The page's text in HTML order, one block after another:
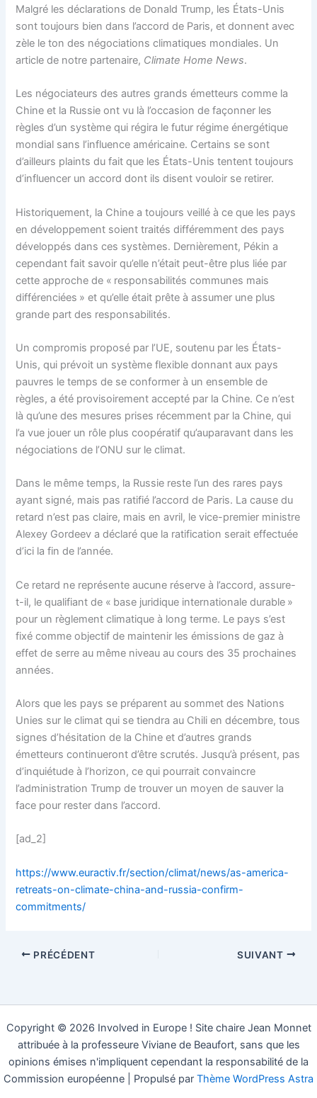
Malgré les déclarations de Donald Trump, les États-Unis
sont toujours bien dans l’accord de Paris, et donnent avec
zèle le ton des négociations climatiques mondiales. Un
article de notre partenaire, Climate Home News.
Les négociateurs des autres grands émetteurs comme la
Chine et la Russie ont vu là l’occasion de façonner les
règles d’un système qui régira le futur régime énergétique
mondial sans l’influence américaine. Certains se sont
d’ailleurs plaints du fait que les États-Unis tentent toujours
d’influencer un accord dont ils disent vouloir se retirer.
Historiquement, la Chine a toujours veillé à ce que les pays
en développement soient traités différemment des pays
développés dans ces systèmes. Dernièrement, Pékin a
cependant fait savoir qu’elle n’était peut-être plus liée par
cette approche de « responsabilités communes mais
différenciées » et qu’elle était prête à assumer une plus
grande part des responsabilités.
Un compromis proposé par l’UE, soutenu par les États-
Unis, qui prévoit un système flexible donnant aux pays
pauvres le temps de se conformer à un ensemble de
règles, a été provisoirement accepté par la Chine. Ce n’est
là qu’une des mesures prises récemment par la Chine, qui
l’a vue jouer un rôle plus coopératif qu’auparavant dans les
négociations de l’ONU sur le climat.
Dans le même temps, la Russie reste l’un des rares pays
ayant signé, mais pas ratifié l’accord de Paris. La cause du
retard n’est pas claire, mais en avril, le vice-premier ministre
Alexey Gordeev a déclaré que la ratification serait effectuée
d’ici la fin de l’année.
Ce retard ne représente aucune réserve à l’accord, assure-
t-il, le qualifiant de « base juridique internationale durable »
pour un règlement climatique à long terme. Le pays s’est
fixé comme objectif de maintenir les émissions de gaz à
effet de serre au même niveau au cours des 35 prochaines
années.
Alors que les pays se préparent au sommet des Nations
Unies sur le climat qui se tiendra au Chili en décembre, tous
signes d’hésitation de la Chine et d’autres grands
émetteurs continueront d’être scrutés. Jusqu’à présent, pas
d’inquiétude à l’horizon, ce qui pourrait convaincre
l’administration Trump de trouver un moyen de sauver la
face pour rester dans l’accord.
[ad_2]
https://www.euractiv.fr/section/climat/news/as-america-
retreats-on-climate-china-and-russia-confirm-
commitments/
PRÉCÉDENT SUIVANT
Copyright © 2026 Involved in Europe ! Site chaire Jean Monnet
attribuée à la professeure Viviane de Beaufort, sans que les
opinions émises n'impliquent cependant la responsabilité de la
Commission européenne | Propulsé par Thème WordPress Astra